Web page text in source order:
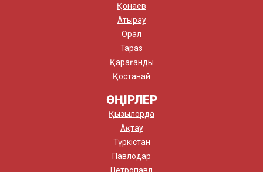
Қонаев
Атырау
Орал
Тараз
Қарағанды
Қостанай
ӨҢІРЛЕР
Қызылорда
Ақтау
Түркістан
Павлодар
Петропавл